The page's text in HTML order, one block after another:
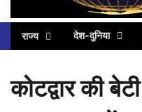
राज्य देश-दुनिया
कोटद्वार की